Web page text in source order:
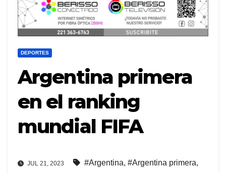
DEPORTES
Argentina primera
en el ranking
mundial FIFA
JUL 21, 2023 #Argentina, #Argentina primera,